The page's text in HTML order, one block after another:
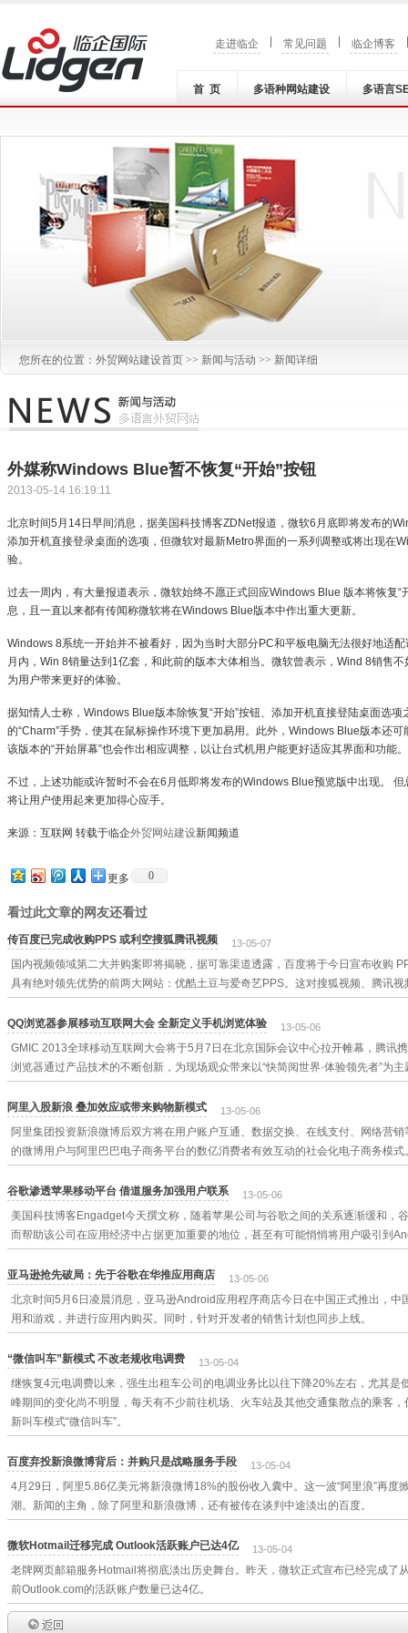
走进临企 常见问题 临企博客
首 页 多语种网站建设 多语言
您所在的位置： 外贸网站建设首页 >> 新闻与活动 >> 新闻详细
外媒称Windows Blue暂不恢复“开始”按钮
2013-05-14 16:19:11
北京时间5月14日早间消息，据美国科技博客ZDNet报道，微软6月底即将发布的
添加开机直接登录桌面的选项，但微软对最新Metro界面的一系列调整或将出现在
验。
过去一周内，有大量报道表示，微软始终不愿正式回应Windows Blue 版本将恢复“
息，且一直以来都有传闻称微软将在Windows Blue版本中作出重大更新。
Windows 8系统一开始并不被看好，因为当时大部分PC和平板电脑无法很好地适
月内，Win 8销量达到1亿套，和此前的版本大体相当。微软曾表示，Wind 8销售
为用户带来更好的体验。
据知情人士称，Windows Blue版本除恢复“开始”按钮、添加开机直接登陆桌面选
的“Charm”手势，使其在鼠标操作环境下更加易用。此外，Windows Blue版本还
该版本的“开始屏幕”也会作出相应调整，以让台式机用户能更好适应其界面和功能。
不过，上述功能或许暂时不会在6月低即将发布的Windows Blue预览版中出现。
将让用户使用起来更加得心应手。
来源：互联网 转载于临企外贸网站建设新闻频道
更多 0
看过此文章的网友还看过
传百度已完成收购PPS 或利空搜狐腾讯视频 13-05-07
国内视频领域第二大并购案即将揭晓，据可靠渠道透露，百度将于今日宣布收购
具有绝对领先优势的前两大网站：优酷土豆与爱奇艺PPS。这对搜狐视频、腾讯
QQ浏览器参展移动互联网大会 全新定义手机浏览体验 13-05-06
GMIC 2013全球移动互联网大会将于5月7日在北京国际会议中心拉开帷幕，腾讯
浏览器通过产品技术的不断创新，为现场观众带来以“快简阅世界·体验领先者”为
阿里入股新浪 叠加效应或带来购物新模式 13-05-06
阿里集团投资新浪微博后双方将在用户账户互通、数据交换、在线支付、网络营
的微博用户与阿里巴巴电子商务平台的数亿消费者有效互动的社会化电子商务模式
谷歌渗透苹果移动平台 借道服务加强用户联系 13-05-06
美国科技博客Engadget今天撰文称，随着苹果公司与谷歌之间的关系逐渐缓和，
而帮助该公司在应用经济中占据更加重要的地位，甚至有可能悄悄将用户吸引到
亚马逊抢先破局：先于谷歌在华推应用商店 13-05-06
北京时间5月6日凌晨消息，亚马逊Android应用程序商店今日在中国正式推出，中
用和游戏，并进行应用内购买。同时，针对开发者的销售计划也同步上线。
“微信叫车”新模式 不改老规收电调费 13-05-04
继恢复4元电调费以来，强生出租车公司的电调业务比以往下降20%左右，尤其是
峰期间的变化尚不明显，每天有不少前往机场、火车站及其他交通集散点的乘客
新叫车模式“微信叫车”。
百度弃投新浪微博背后：并购只是战略服务手段 13-05-04
4月29日，阿里5.86亿美元将新浪微博18%的股份收入囊中。这一波“阿里浪”再度
潮。新闻的主角，除了阿里和新浪微博，还有被传在谈判中途淡出的百度。
微软Hotmail迁移完成 Outlook活跃账户已达4亿 13-05-04
老牌网页邮箱服务Hotmail将彻底淡出历史舞台。昨天，微软正式宣布已经完成了
前Outlook.com的活跃账户数量已达4亿。